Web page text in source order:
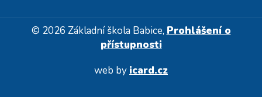
© 2026 Základní škola Babice, Prohlášení o
přístupnosti
web by icard.cz